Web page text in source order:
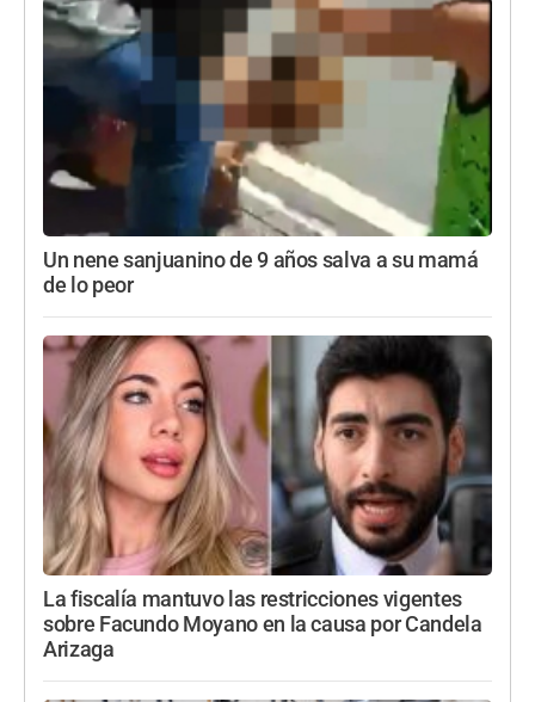
Un nene sanjuanino de 9 años salva a su mamá
de lo peor
La fiscalía mantuvo las restricciones vigentes
sobre Facundo Moyano en la causa por Candela
Arizaga